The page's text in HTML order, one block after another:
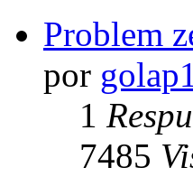
Problem
por
1
7485